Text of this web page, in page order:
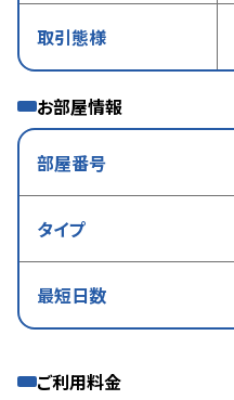
取引態様
お部屋情報
部屋番号
タイプ
最短日数
ご利用料金